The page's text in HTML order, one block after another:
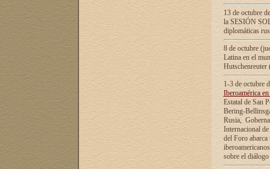
13 de octubre
la SESIÓN
diplomáticas
8 de octubre
Latina en el
1-3 de octubre
Iberoamérica
Estatal de San
Bering-
Rusia,
Internacional
del Foro
sobre el